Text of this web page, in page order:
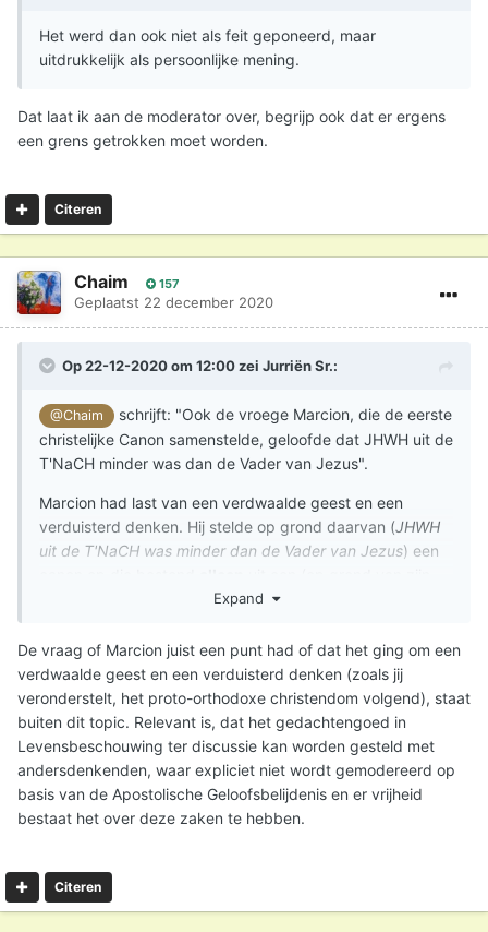
Het werd dan ook niet als feit geponeerd, maar
uitdrukkelijk als persoonlijke mening.
Dat laat ik aan de moderator over, begrijp ook dat er ergens
een grens getrokken moet worden.
Citeren
Chaim 157
Geplaatst 22 december 2020
Op 22-12-2020 om 12:00 zei Jurriën Sr.:
@Chaim
schrijft: "Ook de vroege Marcion, die de eerste
christelijke Canon samenstelde, geloofde dat JHWH uit de
T'NaCH minder was dan de Vader van Jezus".
Marcion had last van een verdwaalde geest en een
verduisterd denken. Hij stelde op grond daarvan (JHWH
uit de T'NaCH was minder dan de Vader van Jezus) een
visie) aangepast evangelie van Lucas en een aantal
verwijzing naar het Jodendom.
Het oude testament nam hij in geheel niet op in zijn
'canon'. Deze praktijk, in een tijd dat er nog helemaal
geen sprake van een christelijke canon bestond, was juist
voor de kerk de reden er zelf eentje op te stellen.
Marcion verduisterde (exclusieve) denken ging dus aan
zijn canon vooraf, terwijl de kerk een (inclusief) denken
Schrift, aangevuld met (nieuwtestamentische) materiaal.
Uiteraard geselecteerd (uit meer dan 7000
manuscripten).
Expand
De vraag of Marcion juist een punt had of dat het ging om een
verdwaalde geest en een verduisterd denken (zoals jij
veronderstelt, het proto-orthodoxe christendom volgend), staat
buiten dit topic. Relevant is, dat het gedachtengoed in
Levensbeschouwing ter discussie kan worden gesteld met
andersdenkenden, waar expliciet niet wordt gemodereerd op
basis van de Apostolische Geloofsbelijdenis en er vrijheid
bestaat het over deze zaken te hebben.
Citeren